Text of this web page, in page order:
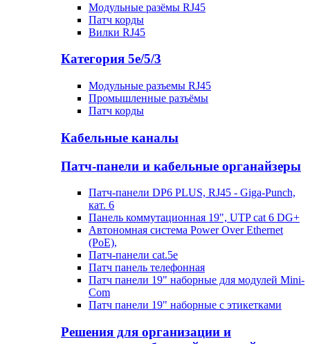
Модульные разёмы RJ45
Патч корды
Вилки RJ45
Категория 5е/5/3
Модульные разъемы RJ45
Промышленные разъёмы
Патч корды
Кабельные каналы
Патч-панели и кабельные органайзеры
Патч-панели DP6 PLUS, RJ45 - Giga-Punch,
кат. 6
Панель коммутационная 19", UTP cat 6 DG+
Автономная система Power Over Ethernet
(PoE),
Патч-панели cat.5e
Патч панель телефонная
Патч панели 19" наборные для модулей Mini-
Com
Патч панели 19" наборные с этикетками
Решения для организации и